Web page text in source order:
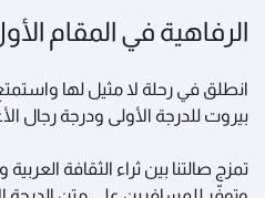
الرفاهية في المقام
انطلق في رحلة لا مثيل لها
بيروت للدرجة الأولى ودرجة رجال
تمزج صالتنا بين ثراء الثقافة